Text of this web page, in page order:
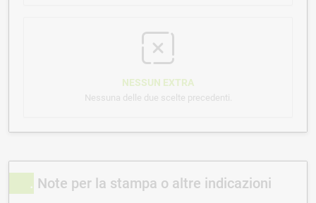
NESSUN EXTRA
Nessuna delle due scelte precedenti.
Note per la stampa o altre indicazioni